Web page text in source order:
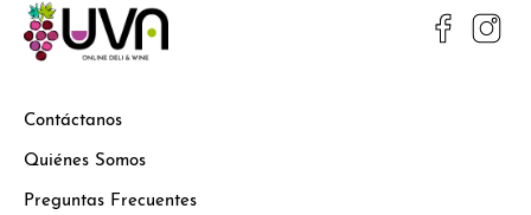
Contáctanos
Quiénes Somos
Preguntas Frecuentes